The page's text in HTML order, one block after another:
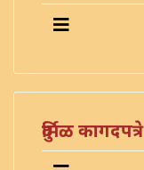
दुर्मिळ कागदपत्रे